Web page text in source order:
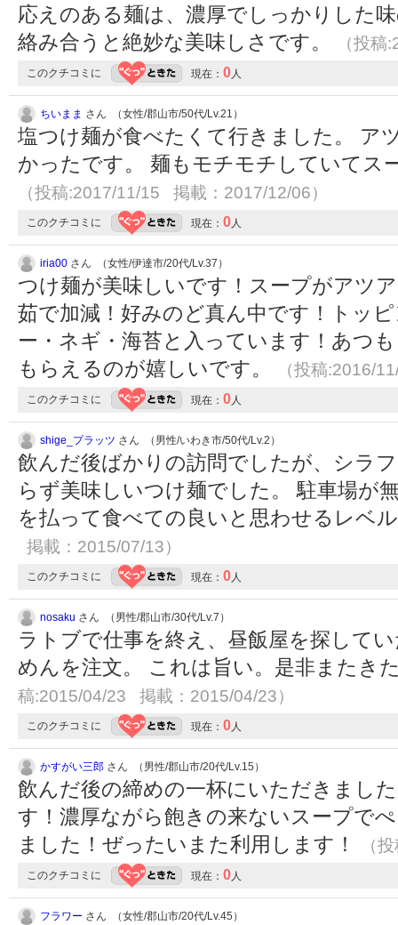
応えのある麺は、濃厚でしっかりした
絡み合うと絶妙な美味しさです。
（投
このクチコミに 現在： 0人
ちいまま さん （女性/郡山市/50代/Lv.21）
塩つけ麺が食べたくて行きました。 ア
かったです。 麺もモチモチしていてス
（投稿:2017/11/15 掲載：2017/12/06）
このクチコミに 現在： 0人
iria00 さん （女性/伊達市/20代/Lv.37）
つけ麺が美味しいです！スープがアツ
茹で加減！好みのど真ん中です！トッ
ー・ネギ・海苔と入っています！あつ
もらえるのが嬉しいです。
（投稿:2016/
このクチコミに 現在： 0人
shige_プラッツ さん （男性/いわき市/50代/Lv.2）
飲んだ後ばかりの訪問でしたが、シラ
らず美味しいつけ麺でした。 駐車場が
を払って食べての良いと思わせるレベ
掲載：2015/07/13）
このクチコミに 現在： 0人
nosaku さん （男性/郡山市/30代/Lv.7）
ラトブで仕事を終え、昼飯屋を探して
めんを注文。 これは旨い。是非またき
稿:2015/04/23 掲載：2015/04/23）
このクチコミに 現在： 0人
かすがい三郎 さん （男性/郡山市/20代/Lv.15）
飲んだ後の締めの一杯にいただきまし
す！濃厚ながら飽きの来ないスープで
ました！ぜったいまた利用します！
（
このクチコミに 現在： 0人
フラワー さん （女性/郡山市/20代/Lv.45）